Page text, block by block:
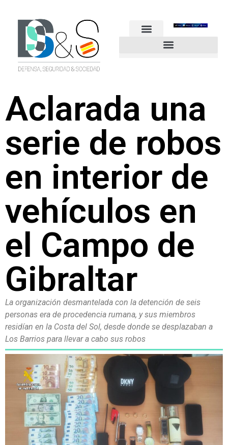
Aclarada una
serie de robos
en interior de
vehículos en
el Campo de
Gibraltar
La organización desmantelada con la detención de seis
personas era de procedencia rumana, y sus miembros
residían en la Costa del Sol, desde donde se desplazaban a
Los Barrios para llevar a cabo sus robos